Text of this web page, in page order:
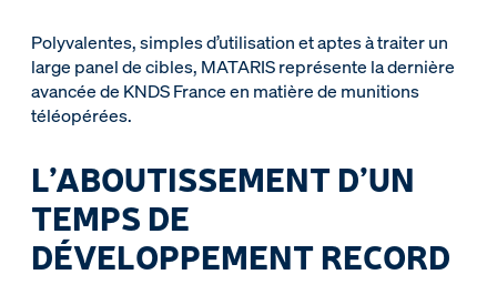
Polyvalentes, simples d’utilisation et aptes à traiter un
large panel de cibles, MATARIS représente la dernière
avancée de KNDS France en matière de munitions
téléopérées.
L’ABOUTISSEMENT D’UN
TEMPS DE
DÉVELOPPEMENT RECORD